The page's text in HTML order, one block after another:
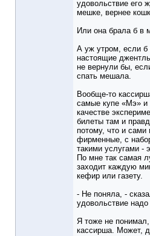
удовольствие его
мешке, вернее
Или она брала б в
А уж утром, если
настоящие
не вернули бы,
спать мешала.
Вообще-то
самые купе «Мэ» и
качестве
билеты там и
потому, что и сами
фирменные, с
такими услугами -
По мне так самая
заходит каждую
кефир или газету.
- Не поняла, -
удовольствие надо
Я тоже не понимал,
кассирша. Может,